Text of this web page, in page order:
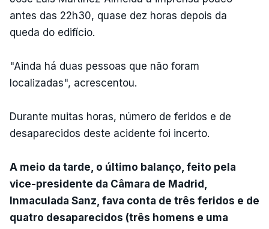
antes das 22h30, quase dez horas depois da
queda do edifício.
"Ainda há duas pessoas que não foram
localizadas", acrescentou.
Durante muitas horas, número de feridos e de
desaparecidos deste acidente foi incerto.
A meio da tarde, o último balanço, feito pela
vice-presidente da Câmara de Madrid,
Inmaculada Sanz, fava conta de três feridos e de
quatro desaparecidos (três homens e uma